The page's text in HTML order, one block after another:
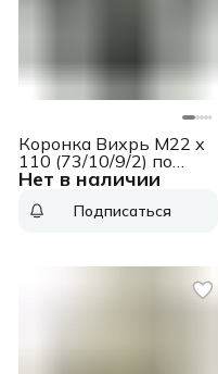
Нет в наличии
Коронка Вихрь М22 х
110 (73/10/9/2) по
бетону (1пред.) для
Подписаться